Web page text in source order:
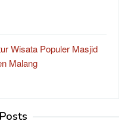
Wisata Populer Masjid
Malang